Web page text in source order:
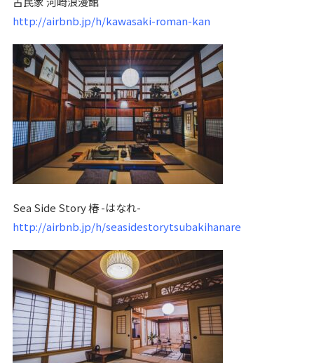
http://airbnb.jp/h/kawasaki-roman-kan
Sea Side Story 椿 -はなれ-
http://airbnb.jp/h/seasidestorytsubakihanare